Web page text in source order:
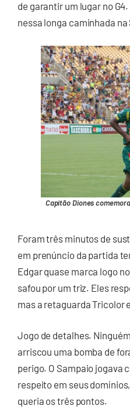
de garantir um lugar no
nessa longa caminhada na
Capitão Diones
Foram três minutos de
em prenúncio da partida
Edgar quase marca logo
safou por um triz. Eles
mas a retaguarda Tricolor
Jogo de detalhes.
arriscou uma bomba de
perigo. O Sampaio jogava
respeito em seus
queria os três pontos.